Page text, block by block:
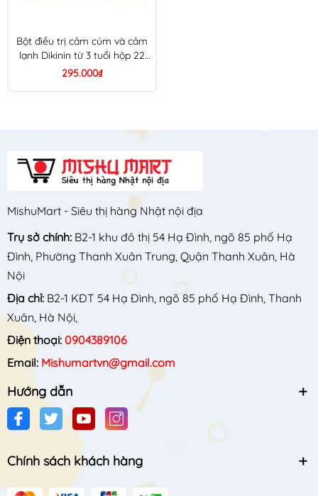
Bột điều trị cảm cúm và cảm
lạnh Dikinin từ 3 tuổi hộp 22
gói
295.000₫
MishuMart - Siêu thị hàng Nhật nội địa
Trụ sở chính: B2-1 khu đô thị 54 Hạ Đình, ngõ 85 phố Hạ
Đình, Phường Thanh Xuân Trung, Quận Thanh Xuân, Hà
Nội
Địa chỉ: B2-1 KĐT 54 Hạ Đình, ngõ 85 phố Hạ Đình, Thanh
Xuân, Hà Nội,
Điện thoại: 0904389106
Email: Mishumartvn@gmail.com
Hướng dẫn
Chính sách khách hàng